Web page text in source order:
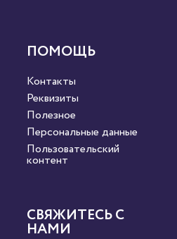
ПОМОЩЬ
Контакты
Реквизиты
Полезное
Персональные данные
Пользовательский
контент
СВЯЖИТЕСЬ С
НАМИ